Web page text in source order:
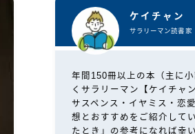
ケイチャン
サラリーマン読書家
年間150冊以上の本（主に
くサラリーマン【ケイチャ
サスペンス・イヤミス・恋
想とおすすめをご紹介して
たとき」の参考になれば幸